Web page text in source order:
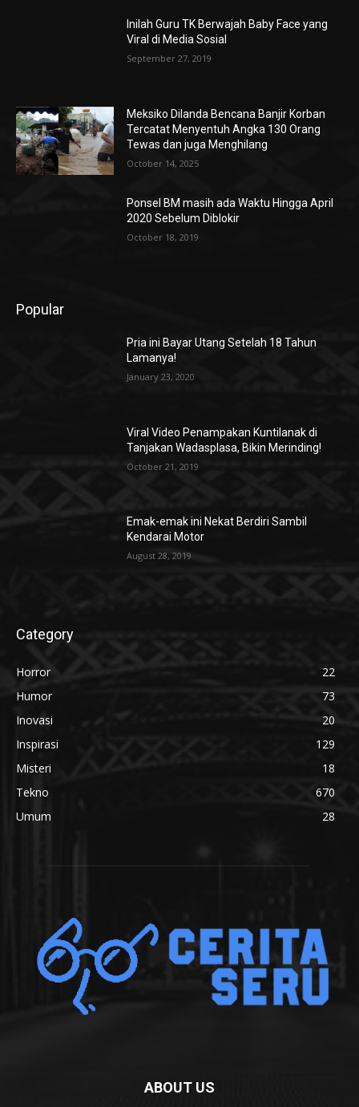
Inilah Guru TK Berwajah Baby Face yang
Viral di Media Sosial
September 27, 2019
Meksiko Dilanda Bencana Banjir Korban
Tercatat Menyentuh Angka 130 Orang
Tewas dan juga Menghilang
October 14, 2025
Ponsel BM masih ada Waktu Hingga April
2020 Sebelum Diblokir
October 18, 2019
Popular
Pria ini Bayar Utang Setelah 18 Tahun
Lamanya!
January 23, 2020
Viral Video Penampakan Kuntilanak di
Tanjakan Wadasplasa, Bikin Merinding!
October 21, 2019
Emak-emak ini Nekat Berdiri Sambil
Kendarai Motor
August 28, 2019
Category
Horror
22
Humor
73
Inovasi
20
Inspirasi
129
Misteri
18
Tekno
670
Umum
28
ABOUT US